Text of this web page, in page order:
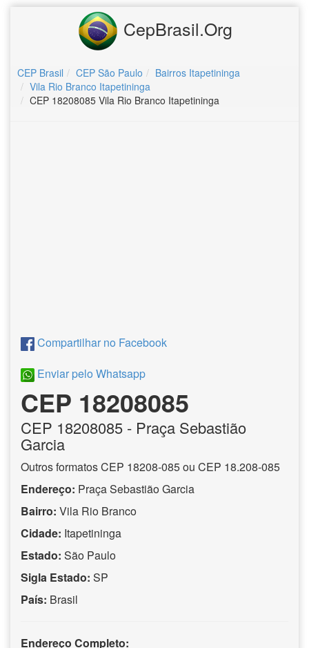
CepBrasil.Org
CEP Brasil CEP São Paulo
Bairros Itapetininga
Vila Rio Branco Itapetininga
CEP 18208085 Vila Rio Branco Itapetininga
Compartilhar no Facebook
Enviar pelo Whatsapp
CEP 18208085
CEP 18208085 - Praça Sebastião
Garcia
Outros formatos CEP 18208-085 ou CEP 18.208-085
Endereço: Praça Sebastião Garcia
Bairro: Vila Rio Branco
Cidade: Itapetininga
Estado: São Paulo
Sigla Estado: SP
País: Brasil
Endereço Completo: